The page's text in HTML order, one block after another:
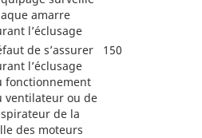
amarre
l’éclusage
de s’assurer
l’éclusage
fonctionnement
ventilateur ou de
de la
des moteurs
150